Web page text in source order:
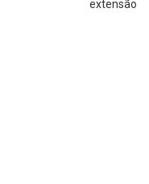
extensão